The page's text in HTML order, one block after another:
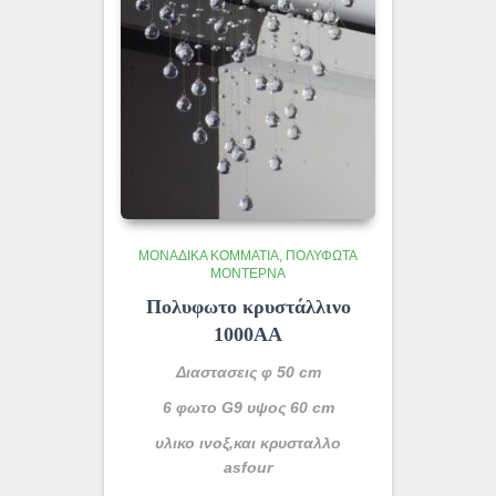
ΜΟΝΆΔΙΚΑ ΚΟΜΜΆΤΙΑ ΠΟΛΎΦΩΤΑ
ΜΟΝΤΈΡΝΑ
Πολυφωτο κρυστάλλινο
1000ΑΑ
Διαστασεις φ 50 cm
6 φωτο G9 υψος 60 cm
υλικο ινοξ,και κρυσταλλο
asfour